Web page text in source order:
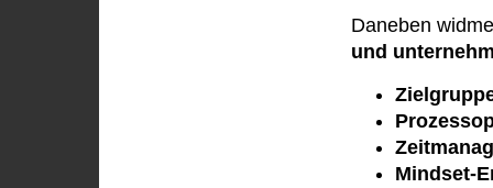
Daneben
und
Mindset-